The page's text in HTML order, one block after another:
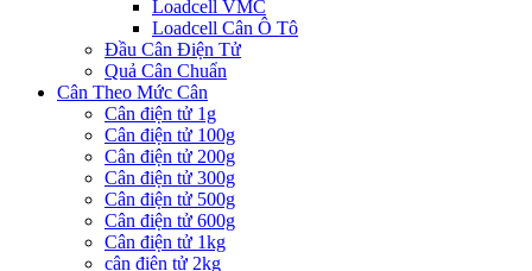
Loadcell VMC
Loadcell Cân Ô Tô
Đầu Cân Điện Tử
Quả Cân Chuẩn
Cân Theo Mức Cân
Cân điện tử 1g
Cân điện tử 100g
Cân điện tử 200g
Cân điện tử 300g
Cân điện tử 500g
Cân điện tử 600g
Cân điện tử 1kg
cân điện tử 2kg